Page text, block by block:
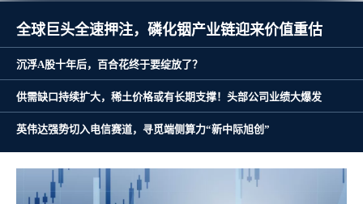
全球巨头全速押注，磷化铟产业链迎来价值重估
沉浮A股十年后，百合花终于要绽放了？
供需缺口持续扩大，稀土价格或有长期支撑！头部公司业绩大爆发
英伟达强势切入电信赛道，寻觅端侧算力“新中际旭创”